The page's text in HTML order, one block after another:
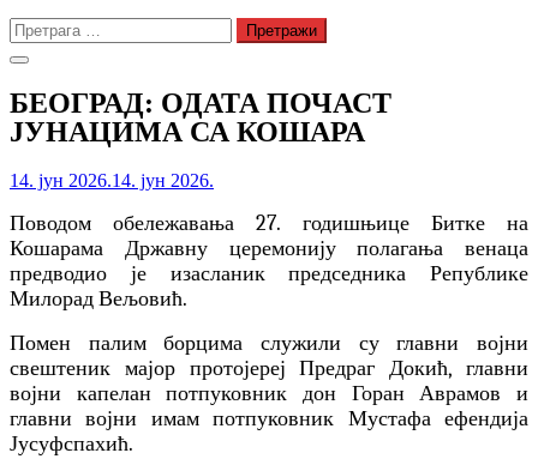
Претрага
за:
БЕОГРАД: ОДАТА ПОЧАСТ
ЈУНАЦИМА СА КОШАРА
14. јун 2026.14. јун 2026.
Поводом обележавања 27. годишњице Битке на
Кошарама Државну церемонију полагања венаца
предводио је изасланик председника Републике
Милорад Вељовић.
Помен палим борцима служили су главни војни
свештеник мајор протојереј Предраг Докић, главни
војни капелан потпуковник дон Горан Аврамов и
главни војни имам потпуковник Мустафа ефендија
Јусуфспахић.